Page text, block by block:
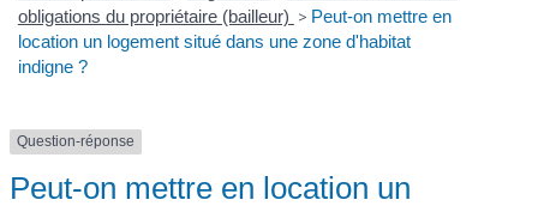
obligations du propriétaire (bailleur) > Peut-on mettre en
location un logement situé dans une zone d'habitat
indigne ?
Question-réponse
Peut-on mettre en location un